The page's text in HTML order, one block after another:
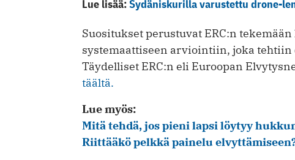
Lue lisää:Sydäniskurilla varustettu drone-
Suositukset perustuvat ERC:n
systemaattiseen arviointiin, joka
Täydelliset ERC:n eli Euroopan
täältä.
Lue myös:
Mitä tehdä, jos pieni lapsi löytyy
Riittääkö pelkkä painelu